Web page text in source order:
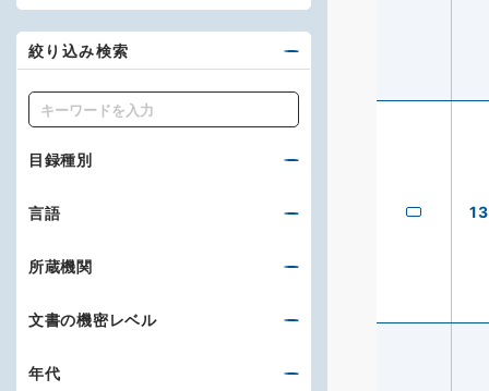
13
絞り込み検索
キーワード
目録種別
言語
所蔵機関
文書の機密レベル
年代